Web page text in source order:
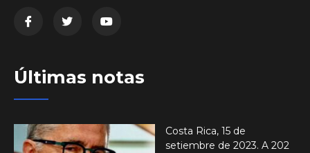
Últimas notas
Costa Rica, 15 de
setiembre de 2023. A 202